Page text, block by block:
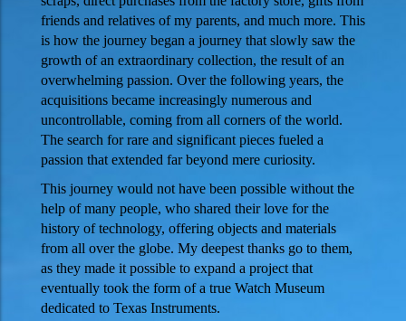
friends and relatives of my parents, and much more. This
is how the journey began a journey that slowly saw the
growth of an extraordinary collection, the result of an
overwhelming passion. Over the following years, the
acquisitions became increasingly numerous and
uncontrollable, coming from all corners of the world.
The search for rare and significant pieces fueled a
passion that extended far beyond mere curiosity.
This journey would not have been possible without the
help of many people, who shared their love for the
history of technology, offering objects and materials
from all over the globe. My deepest thanks go to them,
as they made it possible to expand a project that
eventually took the form of a true Watch Museum
dedicated to Texas Instruments.